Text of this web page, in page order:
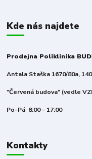
Kde nás najdete
Prodejna Poliklinika
Antala Staška 1670/80a,
"Červená budova" (vedle
Po-Pá 8:00 - 17:00
Kontakty